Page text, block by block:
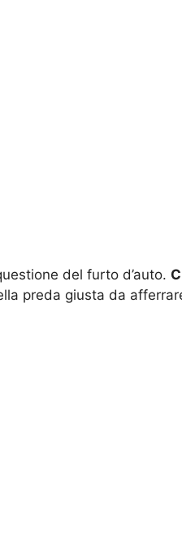
del furto d’auto.
preda giusta da